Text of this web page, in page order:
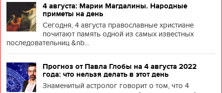
4 августа: Марии Магдалины. Народные
приметы на день
Сегодня, 4 августа православные христиане
почитают память одной из самых известных
последовательниц &nb...
Прогноз от Павла Глобы на 4 августа 2022
года: что нельзя делать в этот день
Знаменитый астролог говорит о том, что 4